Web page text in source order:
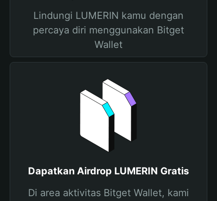
Lindungi LUMERIN kamu dengan
percaya diri menggunakan Bitget
Wallet
Dapatkan Airdrop LUMERIN Gratis
Di area aktivitas Bitget Wallet, kami